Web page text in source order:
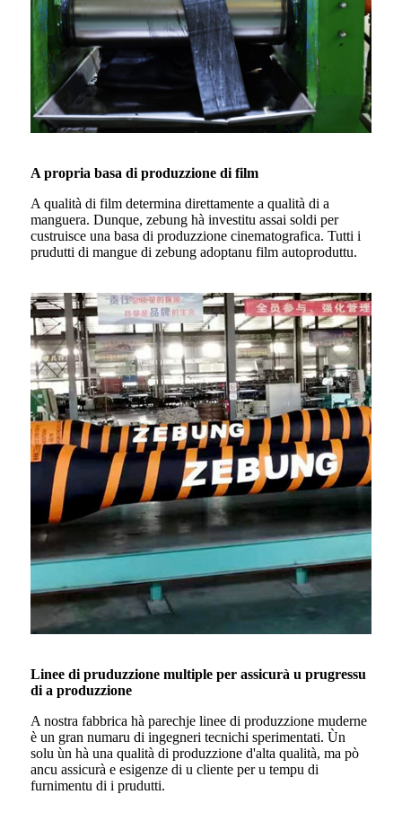
A propria basa di produzzione di film
A qualità di film determina direttamente a qualità di a
manguera. Dunque, zebung hà investitu assai soldi per
custruisce una basa di produzzione cinematografica. Tutti i
prudutti di mangue di zebung adoptanu film autoproduttu.
Linee di pruduzzione multiple per assicurà u prugressu
di a produzzione
A nostra fabbrica hà parechje linee di produzzione muderne
è un gran numaru di ingegneri tecnichi sperimentati. Ùn
solu ùn hà una qualità di produzzione d'alta qualità, ma pò
ancu assicurà e esigenze di u cliente per u tempu di
furnimentu di i prudutti.